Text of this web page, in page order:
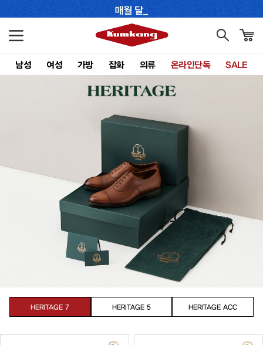
남성 여성 가방 잡화 의류 온라인단독 SALE
HERITAGE 7 HERITAGE 5 HERITAGE ACC